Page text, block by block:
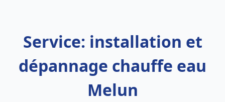
Service: installation et
dépannage chauffe eau
Melun